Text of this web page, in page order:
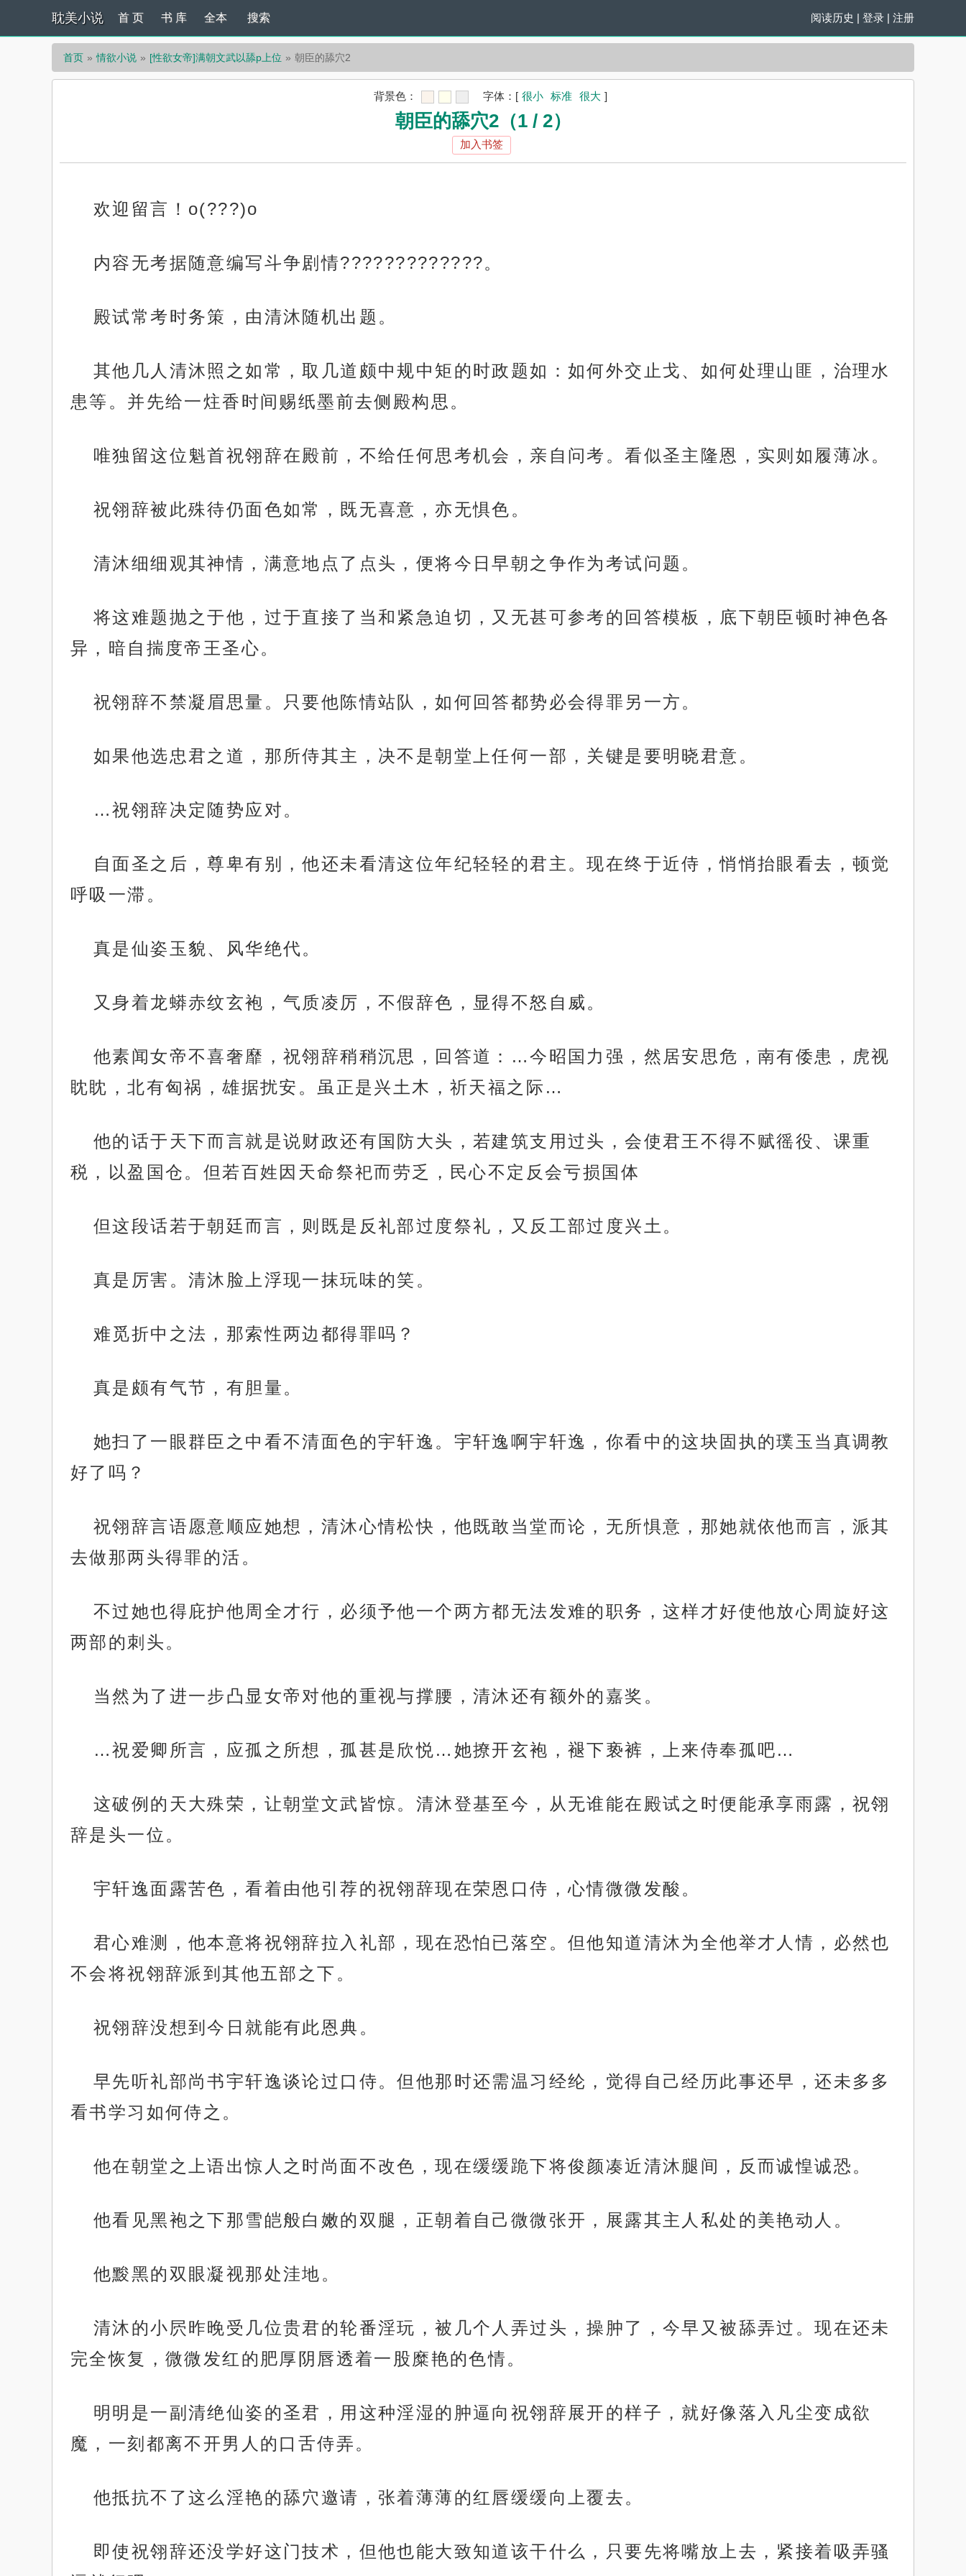
耽美小说 阅读历史 | 登录 | 注册
首 页 书 库 全本 搜索
首页 情欲小说 [性欲女帝]满朝文武以舔p上位 朝臣的舔穴2
背景色： 字体： [ 很小 标准 很大 ]
朝臣的舔穴2（1 / 2）
加入书签
欢迎留言！o(???)o
内容无考据随意编写斗争剧情?????????????。
殿试常考时务策，由清沐随机出题。
其他几人清沐照之如常，取几道颇中规中矩的时政题如：如何外交止戈、如何处理山匪，治理水
患等。并先给一炷香时间赐纸墨前去侧殿构思。
唯独留这位魁首祝翎辞在殿前，不给任何思考机会，亲自问考。看似圣主隆恩，实则如履薄冰。
祝翎辞被此殊待仍面色如常，既无喜意，亦无惧色。
清沐细细观其神情，满意地点了点头，便将今日早朝之争作为考试问题。
将这难题抛之于他，过于直接了当和紧急迫切，又无甚可参考的回答模板，底下朝臣顿时神色各
异，暗自揣度帝王圣心。
祝翎辞不禁凝眉思量。只要他陈情站队，如何回答都势必会得罪另一方。
如果他选忠君之道，那所侍其主，决不是朝堂上任何一部，关键是要明晓君意。
…祝翎辞决定随势应对。
自面圣之后，尊卑有别，他还未看清这位年纪轻轻的君主。现在终于近侍，悄悄抬眼看去，顿觉
呼吸一滞。
真是仙姿玉貌、风华绝代。
又身着龙蟒赤纹玄袍，气质凌厉，不假辞色，显得不怒自威。
他素闻女帝不喜奢靡，祝翎辞稍稍沉思，回答道：…今昭国力强，然居安思危，南有倭患，虎视
眈眈，北有匈祸，雄据扰安。虽正是兴土木，祈天福之际…
他的话于天下而言就是说财政还有国防大头，若建筑支用过头，会使君王不得不赋徭役、课重
税，以盈国仓。但若百姓因天命祭祀而劳乏，民心不定反会亏损国体
但这段话若于朝廷而言，则既是反礼部过度祭礼，又反工部过度兴土。
真是厉害。清沐脸上浮现一抹玩味的笑。
难觅折中之法，那索性两边都得罪吗？
真是颇有气节，有胆量。
她扫了一眼群臣之中看不清面色的宇轩逸。宇轩逸啊宇轩逸，你看中的这块固执的璞玉当真调教
好了吗？
祝翎辞言语愿意顺应她想，清沐心情松快，他既敢当堂而论，无所惧意，那她就依他而言，派其
去做那两头得罪的活。
不过她也得庇护他周全才行，必须予他一个两方都无法发难的职务，这样才好使他放心周旋好这
两部的刺头。
当然为了进一步凸显女帝对他的重视与撑腰，清沐还有额外的嘉奖。
…祝爱卿所言，应孤之所想，孤甚是欣悦…她撩开玄袍，褪下亵裤，上来侍奉孤吧…
这破例的天大殊荣，让朝堂文武皆惊。清沐登基至今，从无谁能在殿试之时便能承享雨露，祝翎
辞是头一位。
宇轩逸面露苦色，看着由他引荐的祝翎辞现在荣恩口侍，心情微微发酸。
君心难测，他本意将祝翎辞拉入礼部，现在恐怕已落空。但他知道清沐为全他举才人情，必然也
不会将祝翎辞派到其他五部之下。
祝翎辞没想到今日就能有此恩典。
早先听礼部尚书宇轩逸谈论过口侍。但他那时还需温习经纶，觉得自己经历此事还早，还未多多
看书学习如何侍之。
他在朝堂之上语出惊人之时尚面不改色，现在缓缓跪下将俊颜凑近清沐腿间，反而诚惶诚恐。
他看见黑袍之下那雪皑般白嫩的双腿，正朝着自己微微张开，展露其主人私处的美艳动人。
他黢黑的双眼凝视那处洼地。
清沐的小屄昨晚受几位贵君的轮番淫玩，被几个人弄过头，操肿了，今早又被舔弄过。现在还未
完全恢复，微微发红的肥厚阴唇透着一股糜艳的色情。
明明是一副清绝仙姿的圣君，用这种淫湿的肿逼向祝翎辞展开的样子，就好像落入凡尘变成欲
魔，一刻都离不开男人的口舌侍弄。
他抵抗不了这么淫艳的舔穴邀请，张着薄薄的红唇缓缓向上覆去。
即使祝翎辞还没学好这门技术，但他也能大致知道该干什么，只要先将嘴放上去，紧接着吸弄骚